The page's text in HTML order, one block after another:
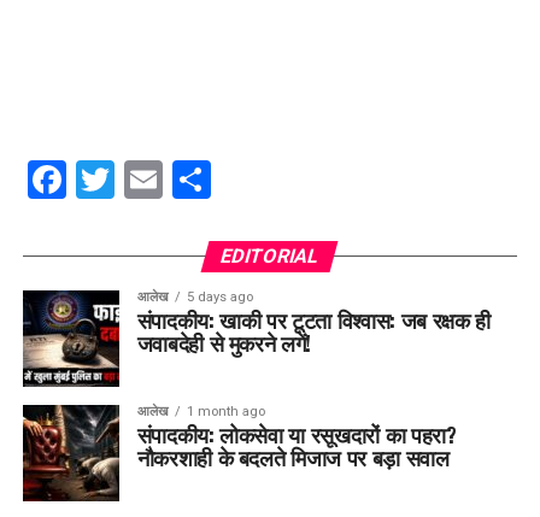
Facebook
Twitter
EmailShare
EDITORIAL
आलेख 5 days ago
संपादकीय: खाकी पर टूटता विश्वास: जब रक्षक ही
जवाबदेही से मुकरने लगें!
आलेख 1 month ago
संपादकीय: लोकसेवा या रसूखदारों का पहरा?
नौकरशाही के बदलते मिजाज पर बड़ा सवाल